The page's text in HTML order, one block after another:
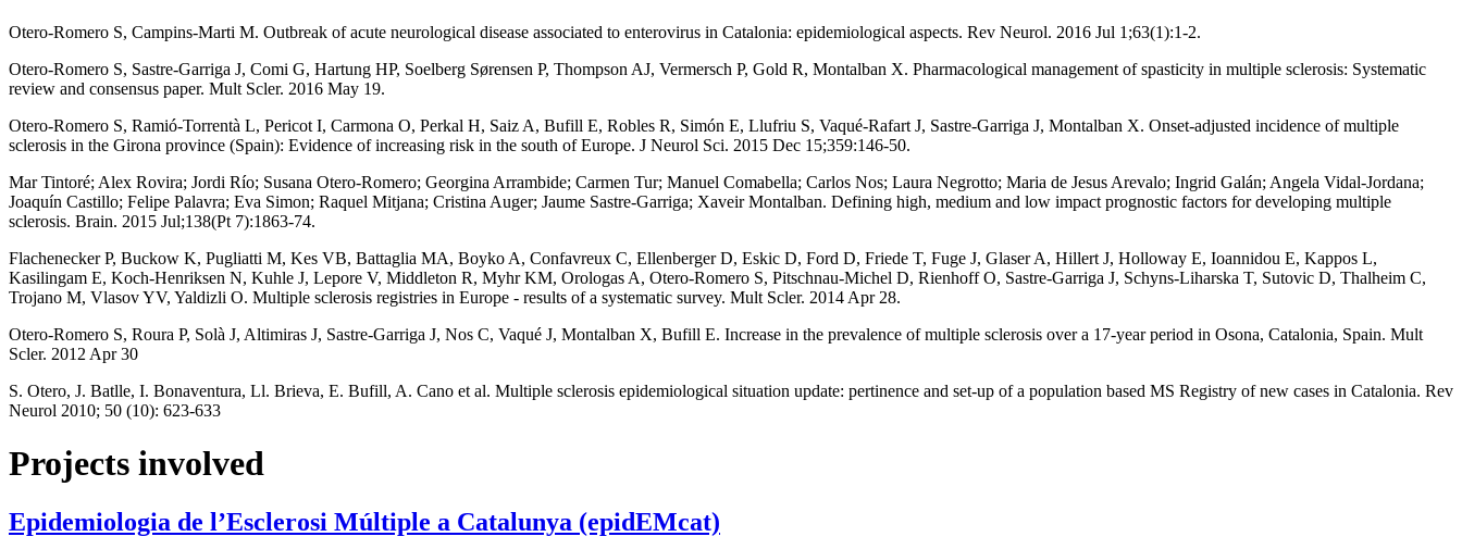
Otero-Romero S, Campins-Marti M. Outbreak of acute neurological disease associated to enterovirus in Catalonia: epidemiological aspects. Rev Neurol. 2016 Jul 1;63(1):1-2.
Otero-Romero S, Sastre-Garriga J, Comi G, Hartung HP, Soelberg Sørensen P, Thompson AJ, Vermersch P, Gold R, Montalban X. Pharmacological management of spasticity in multiple sclerosis: Systematic
review and consensus paper. Mult Scler. 2016 May 19.
Otero-Romero S, Ramió-Torrentà L, Pericot I, Carmona O, Perkal H, Saiz A, Bufill E, Robles R, Simón E, Llufriu S, Vaqué-Rafart J, Sastre-Garriga J, Montalban X. Onset-adjusted incidence of multiple
sclerosis in the Girona province (Spain): Evidence of increasing risk in the south of Europe. J Neurol Sci. 2015 Dec 15;359:146-50.
Mar Tintoré; Alex Rovira; Jordi Río; Susana Otero-Romero; Georgina Arrambide; Carmen Tur; Manuel Comabella; Carlos Nos; Laura Negrotto; Maria de Jesus Arevalo; Ingrid Galán; Angela Vidal-Jordana;
Joaquín Castillo; Felipe Palavra; Eva Simon; Raquel Mitjana; Cristina Auger; Jaume Sastre-Garriga; Xaveir Montalban. Defining high, medium and low impact prognostic factors for developing multiple
sclerosis. Brain. 2015 Jul;138(Pt 7):1863-74.
Flachenecker P, Buckow K, Pugliatti M, Kes VB, Battaglia MA, Boyko A, Confavreux C, Ellenberger D, Eskic D, Ford D, Friede T, Fuge J, Glaser A, Hillert J, Holloway E, Ioannidou E, Kappos L,
Kasilingam E, Koch-Henriksen N, Kuhle J, Lepore V, Middleton R, Myhr KM, Orologas A, Otero-Romero S, Pitschnau-Michel D, Rienhoff O, Sastre-Garriga J, Schyns-Liharska T, Sutovic D, Thalheim C,
Trojano M, Vlasov YV, Yaldizli O. Multiple sclerosis registries in Europe - results of a systematic survey. Mult Scler. 2014 Apr 28.
Otero-Romero S, Roura P, Solà J, Altimiras J, Sastre-Garriga J, Nos C, Vaqué J, Montalban X, Bufill E. Increase in the prevalence of multiple sclerosis over a 17-year period in Osona, Catalonia, Spain. Mult
Scler. 2012 Apr 30
S. Otero, J. Batlle, I. Bonaventura, Ll. Brieva, E. Bufill, A. Cano et al. Multiple sclerosis epidemiological situation update: pertinence and set-up of a population based MS Registry of new cases in Catalonia. Rev
Neurol 2010; 50 (10): 623-633
Projects involved
Epidemiologia de l’Esclerosi Múltiple a Catalunya (epidEMcat)